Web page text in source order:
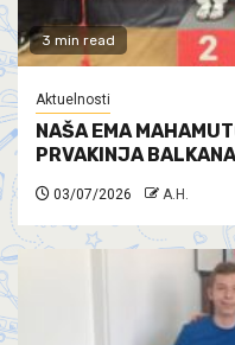
3 min read
Aktuelnosti
NAŠA EMA
PRVAKINJA BALKANA
03/07/2026 A.H.